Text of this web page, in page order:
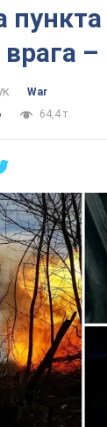
пункта
War
64,4 т.